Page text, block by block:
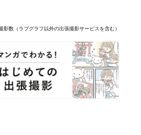
数（ラブグラフ以外の出張撮影サービスを含む）